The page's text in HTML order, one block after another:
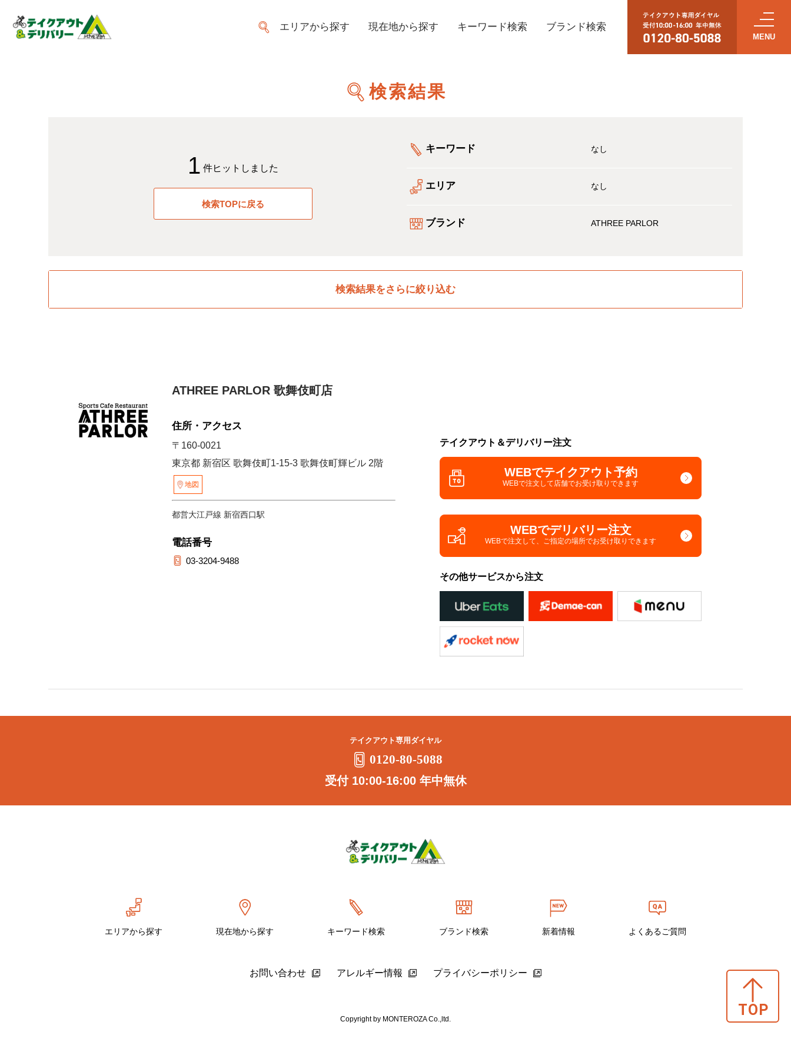
エリアから探す 現在地から探す キーワード検索 ブランド検索
検索結果
1 件ヒットしました
検索TOPに戻る
キーワード なし
エリア なし
ブランド ATHREE PARLOR
検索結果をさらに絞り込む
ATHREE PARLOR 歌舞伎町店
住所・アクセス
〒160-0021
東京都 新宿区 歌舞伎町1-15-3 歌舞伎町輝ビル 2階
地図
都営大江戸線 新宿西口駅
電話番号
03-3204-9488
テイクアウト＆デリバリー注文
WEBでテイクアウト予約
WEBで注文して店舗でお受け取りできます
WEBでデリバリー注文
WEBで注文して、 ご指定の場所でお受け取りできます
その他サービスから注文
テイクアウト専用ダイヤル
0120-80-5088
受付 10:00-16:00 年中無休
エリアから探す 現在地から探す キーワード検索 ブランド検索 新着情報 よくあるご質問
お問い合わせ アレルギー情報 プライバシーポリシー
Copyright by MONTEROZA Co.,ltd.